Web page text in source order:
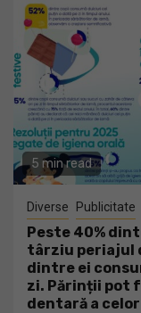
5 min read
Diverse Publicitate
Peste 40%
târziu periajul
dintre ei
zi. Părinții pot
dentară a